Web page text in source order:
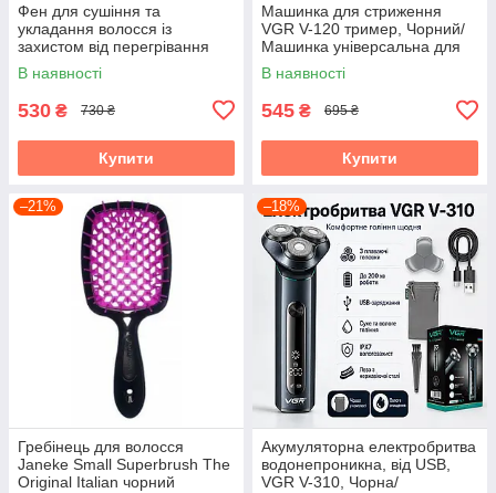
Фен для сушіння та
укладання волосся із
захистом від перегрівання
та концентратором RAF
R.4555 1200W
В наявності
530 ₴ 730 ₴
Купити
Машинка для стриження
VGR V-120 тример, Чорний/
Машинка універсальна для
стриження волосся
В наявності
545 ₴ 695 ₴
Купити
–21%
Гребінець для волосся
Janeke Small Superbrush The
Original Italian чорний
–18%
Акумуляторна електробритва
водонепроникна, від USB,
VGR V-310, Чорна/